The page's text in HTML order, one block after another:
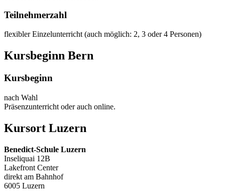
Teilnehmerzahl
flexibler Einzelunterricht (auch möglich: 2, 3 oder 4 Personen)
Kursbeginn Bern
Kursbeginn
nach Wahl
Präsenzunterricht oder auch online.
Kursort Luzern
Benedict-Schule Luzern
Inseliquai 12B
Lakefront Center
direkt am Bahnhof
6005 Luzern